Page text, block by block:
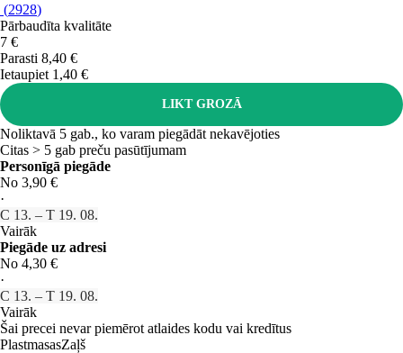
(2928)
Pārbaudīta kvalitāte
7 €
Parasti 8,40 €
Ietaupiet 1,40 €
LIKT GROZĀ
Noliktavā 5 gab., ko varam piegādāt nekavējoties
Citas > 5 gab preču pasūtījumam
Personīgā piegāde
No 3,90 €
·
C 13. – T 19. 08.
Vairāk
Piegāde uz adresi
No 4,30 €
·
C 13. – T 19. 08.
Vairāk
Šai precei nevar piemērot atlaides kodu vai kredītus
PlastmasasZaļš